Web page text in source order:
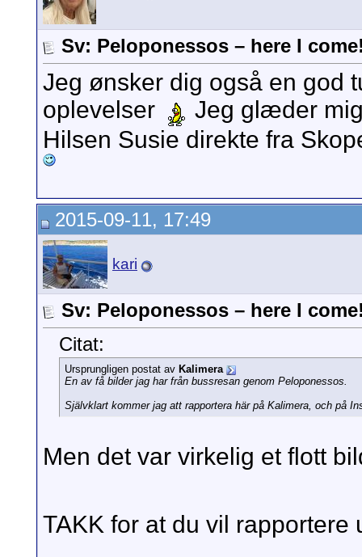
Sv: Peloponessos – here I
Jeg ønsker dig også en god
oplevelser
Jeg glæder
Hilsen Susie direkte fra
2015-09-11, 17:49
kari
Sv: Peloponessos – here I
Citat:
Ursprungligen postat av Kalimera
En av få bilder jag har från bussresan genom Peloponessos.
Självklart kommer jag att rapportera här på Kalimera, och på
Men det var virkelig et flott
TAKK for at du vil